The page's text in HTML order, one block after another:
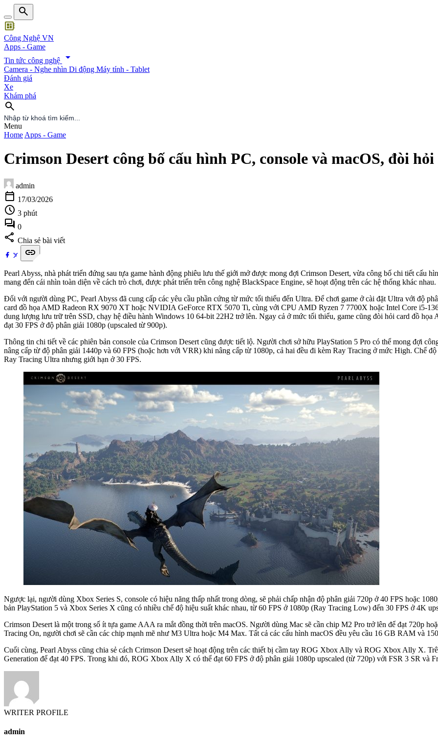
search
developer_board
Công Nghệ VN
Apps - Game
Tin tức công nghệ
arrow_drop_down
Camera - Nghe nhìn Di động Máy tính - Tablet
Đánh giá
Xe
Khám phá
search
search
Menu
Home Apps - Game
Crimson Desert công bố cấu hình PC, console và macOS, đòi
admin
calendar_today 17/03/2026
schedule 3 phút
forum 0
share Chia sẻ bài viết
link
Pearl Abyss, nhà phát triển đứng sau tựa game hành động phiêu lưu thế giới mở được mong đợi Crimson Desert, vừa công bố chi tiết cấu
mang đến cái nhìn toàn diện về cách trò chơi, được phát triển trên công nghệ BlackSpace Engine, sẽ hoạt động trên các hệ thống khác nhau.
Đối với người dùng PC, Pearl Abyss đã cung cấp các yêu cầu phần cứng từ mức tối thiểu đến Ultra. Để chơi game ở cài đặt Ultra với độ
card đồ họa AMD Radeon RX 9070 XT hoặc NVIDIA GeForce RTX 5070 Ti, cùng với CPU AMD Ryzen 7 7700X hoặc Intel Core i5-
dung lượng lưu trữ trên SSD, chạy hệ điều hành Windows 10 64-bit 22H2 trở lên. Ngay cả ở mức tối thiểu, game cũng đòi hỏi card đồ
đạt 30 FPS ở độ phân giải 1080p (upscaled từ 900p).
Thông tin chi tiết về các phiên bản console của Crimson Desert cũng được tiết lộ. Người chơi sở hữu PlayStation 5 Pro có thể mong đợi
nâng cấp từ độ phân giải 1440p và 60 FPS (hoặc hơn với VRR) khi nâng cấp từ 1080p, cả hai đều đi kèm Ray Tracing ở mức High. Chế
Ray Tracing Ultra nhưng giới hạn ở 30 FPS.
Ngược lại, người dùng Xbox Series S, console có hiệu năng thấp nhất trong dòng, sẽ phải chấp nhận độ phân giải 720p ở 40 FPS hoặc
bản PlayStation 5 và Xbox Series X cũng có nhiều chế độ hiệu suất khác nhau, từ 60 FPS ở 1080p (Ray Tracing Low) đến 30 FPS ở 4K
Crimson Desert là một trong số ít tựa game AAA ra mắt đồng thời trên macOS. Người dùng Mac sẽ cần chip M2 Pro trở lên để đạt 720p
Tracing On, người chơi sẽ cần các chip mạnh mẽ như M3 Ultra hoặc M4 Max. Tất cả các cấu hình macOS đều yêu cầu 16 GB RAM và
Cuối cùng, Pearl Abyss cũng chia sẻ cách Crimson Desert sẽ hoạt động trên các thiết bị cầm tay ROG Xbox Ally và ROG Xbox Ally X.
Generation để đạt 40 FPS. Trong khi đó, ROG Xbox Ally X có thể đạt 60 FPS ở độ phân giải 1080p upscaled (từ 720p) với FSR 3 SR và
WRITER PROFILE
admin